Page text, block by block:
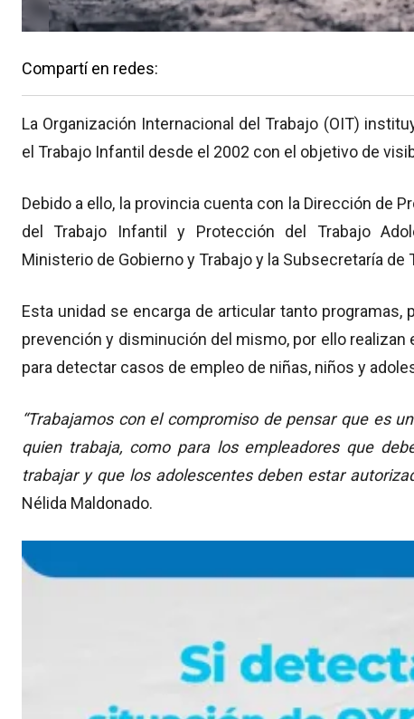
Compartí en redes:
La Organización Internacional del Trabajo (OIT)
el Trabajo Infantil desde el 2002 con el objetivo de
Debido a ello, la provincia cuenta con la Dirección de
del Trabajo Infantil y Protección del Trabajo
Ministerio de Gobierno y Trabajo y la Subsecretaría de
Esta unidad se encarga de articular tanto
prevención y disminución del mismo, por ello
para detectar casos de empleo de niñas, niños y
“Trabajamos con el compromiso de pensar que es
quien trabaja, como para los empleadores que
trabajar y que los adolescentes deben estar
Nélida Maldonado.